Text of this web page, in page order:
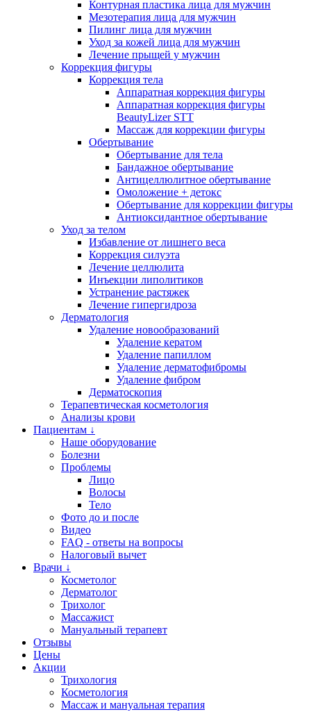
Контурная пластика лица для мужчин
Мезотерапия лица для мужчин
Пилинг лица для мужчин
Уход за кожей лица для мужчин
Лечение прыщей у мужчин
Коррекция фигуры
Коррекция тела
Аппаратная коррекция фигуры
Аппаратная коррекция фигуры
BeautyLizer STT
Массаж для коррекции фигуры
Обертывание
Обертывание для тела
Бандажное обертывание
Антицеллюлитное обертывание
Омоложение + детокс
Обертывание для коррекции фигуры
Антиоксидантное обертывание
Уход за телом
Избавление от лишнего веса
Коррекция силуэта
Лечение целлюлита
Инъекции липолитиков
Устранение растяжек
Лечение гипергидроза
Дерматология
Удаление новообразований
Удаление кератом
Удаление папиллом
Удаление дерматофибромы
Удаление фибром
Дерматоскопия
Терапевтическая косметология
Анализы крови
Пациентам ↓
Наше оборудование
Болезни
Проблемы
Лицо
Волосы
Тело
Фото до и после
Видео
FAQ - ответы на вопросы
Налоговый вычет
Врачи ↓
Косметолог
Дерматолог
Трихолог
Массажист
Мануальный терапевт
Отзывы
Цены
Акции
Трихология
Косметология
Массаж и мануальная терапия